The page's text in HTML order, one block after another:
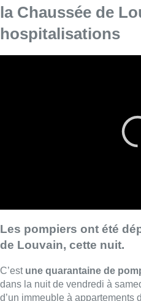
la Chaussée de
hospitalisations
dans la nuit de vendredi à
d’un immeuble à appartements
onze personnes
avons ouvert un poste de soins
côté de la rue “, indique Walter
Pompiers de Bruxelles.